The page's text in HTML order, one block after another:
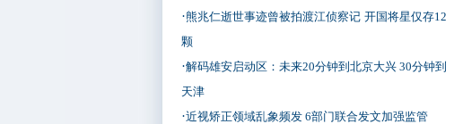
·熊兆仁逝世事迹曾被拍渡江侦察记 开国将星仅存12
颗
·解码雄安启动区：未来20分钟到北京大兴 30分钟到
天津
·近视矫正领域乱象频发 6部门联合发文加强监管